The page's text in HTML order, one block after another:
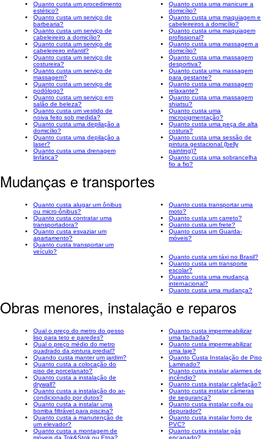
Quanto custa um procedimento
estético?
Quanto custa um serviço de
barbearia?
Quanto custa um serviço de
cabeleireiro a domicílio?
Quanto custa um serviço de
cabeleireiro infantil?
Quanto custa um serviço de
costureira?
Quanto custa um serviço de
massagem?
Quanto custa um serviço de
podólogo?
Quanto custa um serviço em
salão de beleza?
Quanto custa um vestido de
noiva feito sob medida?
Quanto custa uma depilação a
domicílio?
Quanto custa uma depilação a
laser?
Quanto custa uma drenagem
linfática?
Quanto custa uma manicure a
domicílio?
Quanto custa uma maquiagem e
cabeleireiros a domicílio?
Quanto custa uma maquiagem
profissional?
Quanto custa uma massagem a
domicílio?
Quanto custa uma massagem
desportiva?
Quanto custa uma massagem
para gestante?
Quanto custa uma massagem
relaxante?
Quanto custa uma massagem
shiatsu?
Quanto custa uma
micropigmentação?
Quanto custa uma peça de alta
costura?
Quanto custa uma sessão de
pintura gestacional (belly
painting)?
Quanto custa uma sobrancelha
fio a fio?
Mudanças e transportes
Quanto custa alugar um ônibus
ou micro-ônibus?
Quanto custa contratar uma
transportadora?
Quanto custa esvaziar um
apartamento?
Quanto custa transportar um
veículo?
Quanto custa transportar uma
moto?
Quanto custa um carreto?
Quanto custa um frete?
Quanto custa um Guarda-
móveis?
Quanto custa um táxi no Brasil?
Quanto custa um transporte
escolar?
Quanto custa uma mudança
internacional?
Quanto custa uma mudança?
Obras menores, instalação e reparos
Qual o preço do metro do gesso
liso para teto e paredes?
Qual o preço médio do metro
quadrado da pintura predial?
Quando custa manter um jardim?
Quanto custa a colocação do
piso de porcelanato?
Quanto custa a instalação de
drywall?
Quanto custa a instalação do ar-
condicionado por dutos?
Quanto custa a instalar uma
bomba filtrável para piscina?
Quanto custa a manutenção de
um elevador?
Quanto custa a montagem de
móveis da Tok&Stok ou Etna?
Quanto custa impermeabilizar
uma fachada?
Quanto custa impermeabilizar
uma laje?
Quanto Custa Instalação de Piso
Laminado?
Quanto custa instalar alarmes de
incêndio?
Quanto custa instalar calefação?
Quanto custa instalar câmeras
de segurança?
Quanto custa instalar coifa ou
depurador?
Quanto custa instalar forro de
PVC?
Quanto custa instalar gás
encanado?